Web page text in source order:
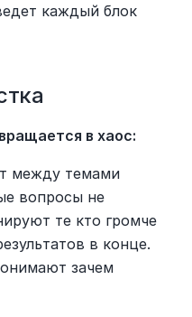
каждый блок
в хаос:
между темами
вопросы не
те кто громче
в конце.
зачем